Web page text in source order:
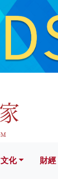
財經
文化 財經